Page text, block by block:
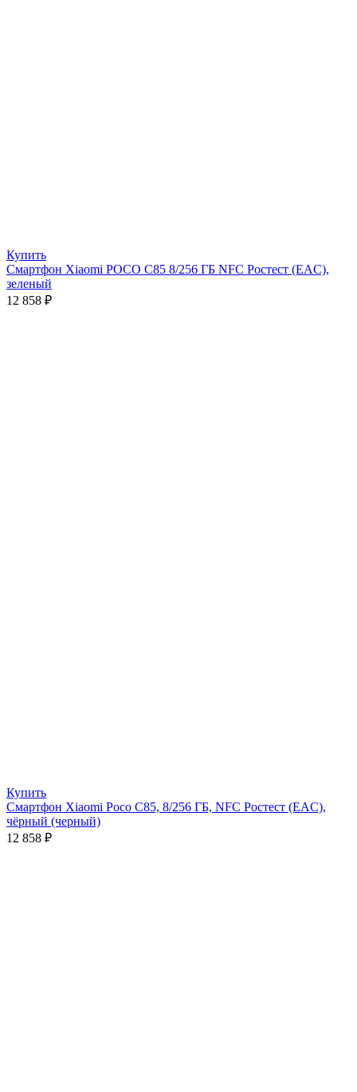
Купить
Смартфон Xiaomi POCO C85 8/256 ГБ NFC Ростест (EAC),
зеленый
12 858 ₽
Купить
Смартфон Xiaomi Poco C85, 8/256 ГБ, NFC Ростест (EAC),
чёрный (черный)
12 858 ₽